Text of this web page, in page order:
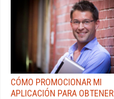
CÓMO PROMOCIONAR MI